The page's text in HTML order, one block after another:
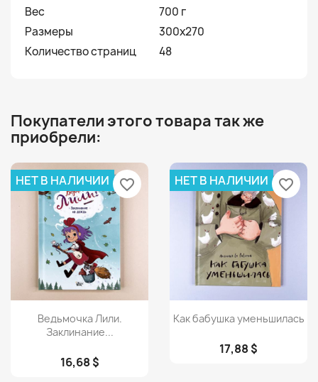
Вес
700 г
Размеры
300х270
Количество страниц
48
Покупатели этого товара так же
приобрели:
Просмотр
Ведьмочка Лили.
Заклинание...
16,68 $
НЕТ В НАЛИЧИИ favorite_border
Просмотр
Как бабушка уменьшилась
17,88 $
НЕТ В НАЛИЧИИ favorite_border